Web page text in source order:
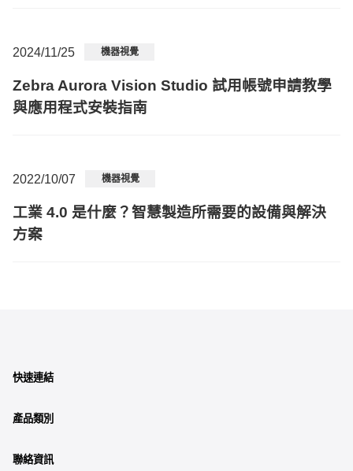
2024/11/25 機器視覺
Zebra Aurora Vision Studio 試用帳號申請教學
與應用程式安裝指南
2022/10/07 機器視覺
工業 4.0 是什麼？智慧製造所需要的設備與解決
方案
快速連結
產品類別
聯絡資訊